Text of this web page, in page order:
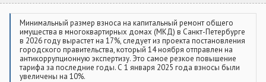
Минимальный размер взноса на капитальный ремонт общего
имущества в многоквартирных домах (МКД) в Санкт-Петербурге
в 2026 году вырастет на 17%, следует из проекта постановления
городского правительства, который 14 ноября отправлен на
антикоррупционную экспертизу. Это самое резкое повышение
тарифа за последние годы. С 1 января 2025 года взносы были
увеличены на 10%.